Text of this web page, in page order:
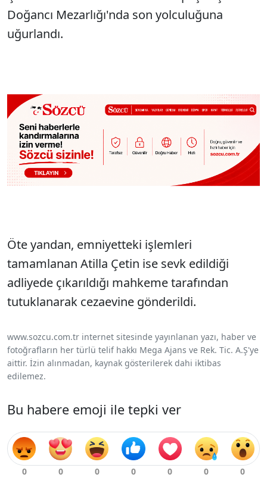
Doğancı Mezarlığı'nda son yolculuğuna
uğurlandı.
Öte yandan, emniyetteki işlemleri
tamamlanan Atilla Çetin ise sevk edildiği
adliyede çıkarıldığı mahkeme tarafından
tutuklanarak cezaevine gönderildi.
www.sozcu.com.tr internet sitesinde yayınlanan yazı, haber ve
fotoğrafların her türlü telif hakkı Mega Ajans ve Rek. Tic. A.Ş'ye
aittir. İzin alınmadan, kaynak gösterilerek dahi iktibas
edilemez.
Bu habere emoji ile tepki ver